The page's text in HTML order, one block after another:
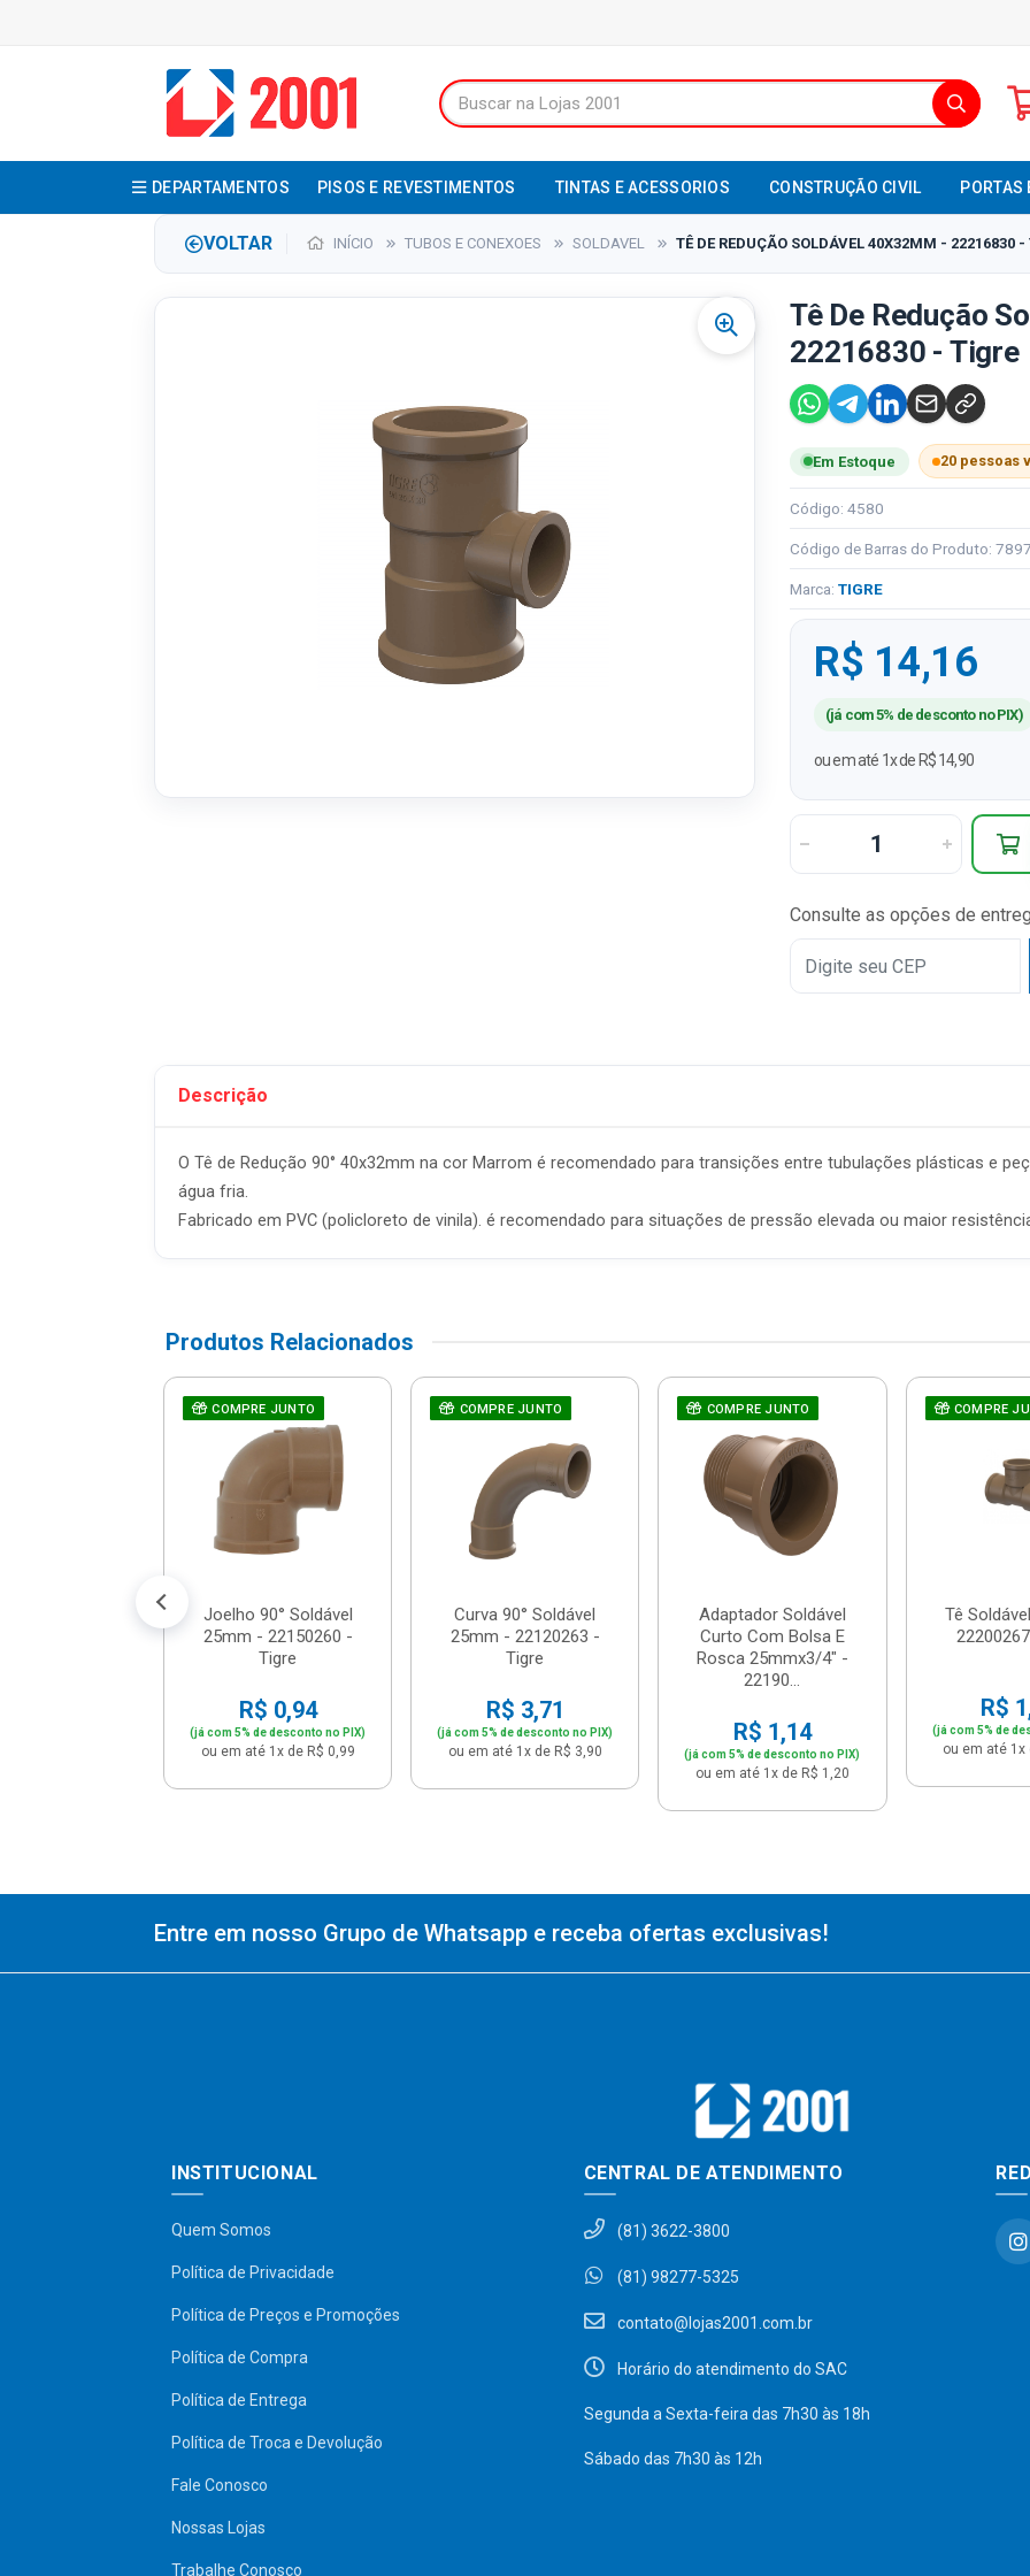
DEPARTAMENTOS PISOS E REVESTIMENTOS TINTAS E ACESSORIOS CONSTRUÇÃO CIVIL PORTAS
VOLTAR INÍCIO TUBOS E CONEXOES SOLDAVEL TÊ DE REDUÇÃO SOLDÁVEL 40X32MM - 22216830 -
Tê De Redução
22216830 - Tigre
Em Estoque 20 pessoas
Código: 4580
Código de Barras do Produto:
Marca: TIGRE
R$ 14,16
(já com 5% de desconto no PIX)
ou em até 1x de R$ 14,90
Consulte as opções de
Descrição
O Tê de Redução 90° 40x32mm na cor Marrom é recomendado para transições entre tubulações plásticas e
água fria.
Fabricado em PVC (policloreto de vinila). é recomendado para situações de pressão elevada ou maior
Produtos Relacionados
COMPRE JUNTO
Joelho 90° Soldável
25mm - 22150260 -
Tigre
R$ 0,94
(já com 5% de desconto no PIX)
ou em até 1x de R$ 0,99
COMPRE JUNTO
Curva 90° Soldável
25mm - 22120263 -
Tigre
R$ 3,71
(já com 5% de desconto no PIX)
ou em até 1x de R$ 3,90
COMPRE JUNTO
Adaptador Soldável
Curto Com Bolsa E
Rosca 25mmx3/4" -
22190...
R$ 1,14
(já com 5% de desconto no PIX)
ou em até 1x de R$ 1,20
COMPRE
Tê
R$
(já com 5% de
ou em até 1x
Entre em nosso Grupo de Whatsapp e receba ofertas exclusivas!
INSTITUCIONAL
Quem Somos
Política de Privacidade
Política de Preços e Promoções
Política de Compra
Política de Entrega
Política de Troca e Devolução
Fale Conosco
Nossas Lojas
Trabalhe Conosco
CENTRAL DE ATENDIMENTO
(81) 3622-3800
(81) 98277-5325
contato@lojas2001.com.br
Horário do atendimento do SAC
Segunda a Sexta-feira das 7h30 às 18h
Sábado das 7h30 às 12h